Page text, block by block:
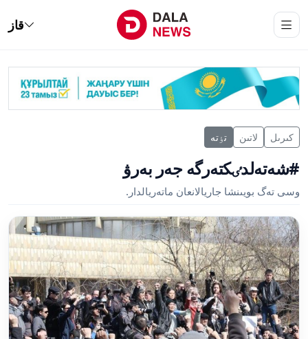
قاز
كىرىل لاتىن تٶتە
#شەتەلدٸكتەرگە جەر بەرۋ
وسى تەگ بويىنشا جاريالانعان ماتەريالدار.